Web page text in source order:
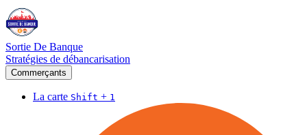
Sortie De Banque
Stratégies de débancarisation
Commerçants
La carte Shift + 1